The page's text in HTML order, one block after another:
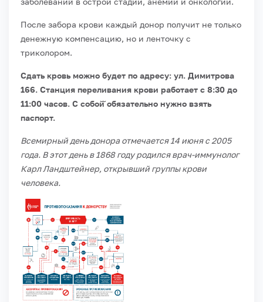
После забора крови каждый донор получит не только
денежную компенсацию, но и ленточку с
триколором.
Сдать кровь можно будет по адресу: ул. Димитрова
166. Станция переливания крови работает с 8:30 до
11:00 часов. С собой̆ обязательно нужно взять
паспорт.
Всемирный день донора отмечается 14 июня с 2005
года. В этот день в 1868 году родился врач-иммунолог
Карл Ландштейнер, открывший группы крови
человека.